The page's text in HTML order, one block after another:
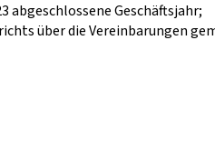
abgeschlossene Geschäftsjahr;
über die Vereinbarungen